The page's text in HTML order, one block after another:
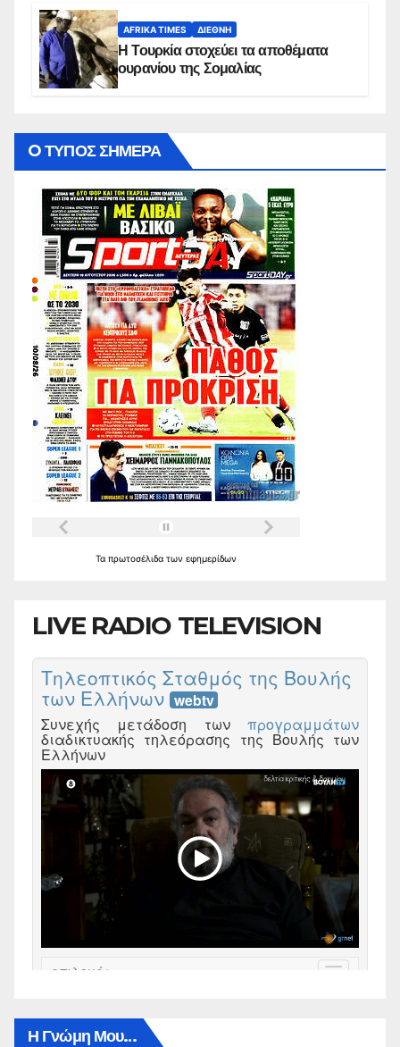
AFRIKA TIMES ΔΙΕΘΝΉ
Η Τουρκία στοχεύει τα αποθέματα
ουρανίου της Σομαλίας
O ΤΥΠΟΣ ΣΗΜΕΡΑ
Τα πρωτοσέλιδα των εφημερίδων
LIVE RADIO TELEVISION
Η Γνώμη Μου…